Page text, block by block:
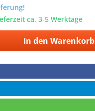
ca. 3-5 Werktage
In den Warenkorb